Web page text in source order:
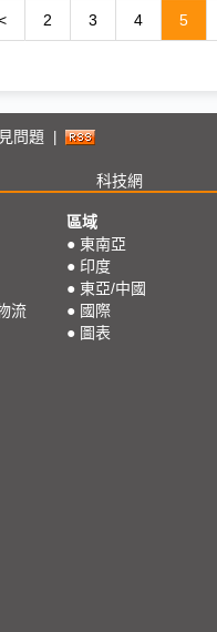
2 3 4 5
問題
科技網
流
區域
● 東南亞
● 印度
● 東亞/中國
● 國際
● 圖表